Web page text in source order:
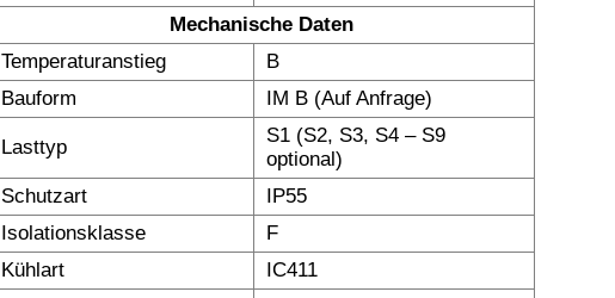
Mechanische Daten
Temperaturanstieg
B
Bauform
IM B (Auf Anfrage)
Lasttyp
S1 (S2, S3, S4 – S9
optional)
Schutzart
IP55
Isolationsklasse
F
Kühlart
IC411